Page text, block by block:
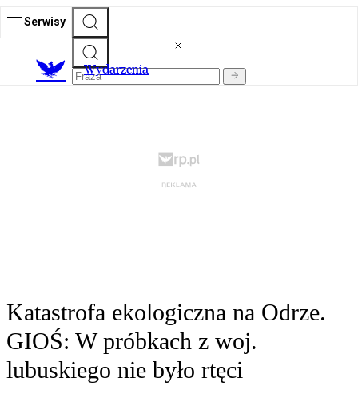
Serwisy
Wydarzenia
Katastrofa ekologiczna na Odrze.
GIOŚ: W próbkach z woj.
lubuskiego nie było rtęci